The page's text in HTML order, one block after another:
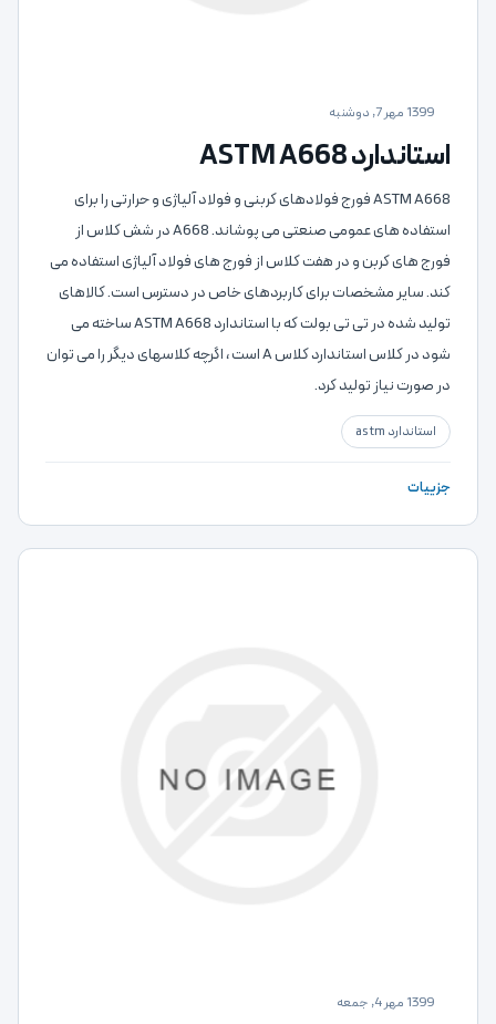
1399 مهر 7, دوشنبه
استاندارد ASTM A668
ASTM A668 فورج فولادهای کربنی و فولاد آلیاژی و حرارتی را برای
استفاده های عمومی صنعتی می پوشاند. A668 در شش کلاس از
فورج های کربن و در هفت کلاس از فورج های فولاد آلیاژی استفاده می
کند. سایر مشخصات برای کاربردهای خاص در دسترس است. کالاهای
تولید شده در تی تی بولت که با استاندارد ASTM A668 ساخته می
شود در کلاس استاندارد کلاس A است ، اگرچه کلاسهای دیگر را می توان
در صورت نیاز تولید کرد.
استاندارد astm
جزییات
1399 مهر 4, جمعه